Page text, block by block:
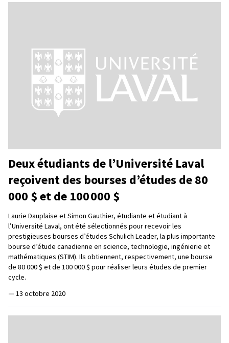
Deux étudiants de l’Université Laval
reçoivent des bourses d’études de 80
000 $ et de 100 000 $
Laurie Dauplaise et Simon Gauthier, étudiante et étudiant à
l’Université Laval, ont été sélectionnés pour recevoir les
prestigieuses bourses d’études Schulich Leader, la plus importante
bourse d’étude canadienne en science, technologie, ingénierie et
mathématiques (STIM). Ils obtiennent, respectivement, une bourse
de 80 000 $ et de 100 000 $ pour réaliser leurs études de premier
cycle.
— 13 octobre 2020